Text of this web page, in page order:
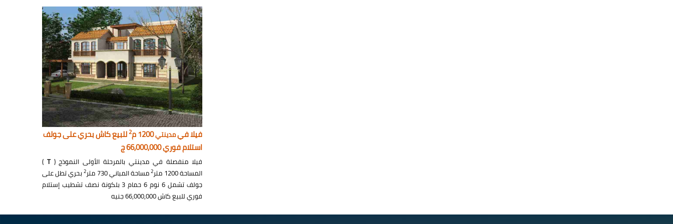
فيلا فيمدينتي1200 م 2للبيع كاش بحري على جولف
استلام فوري 66,000,000 ج
فيلا منفصلة في مدينتي بالمرحلة الأولى النموذج (T
)
المساحة 1200 متر
2مساحة المباني 730 متر 2بحري تطل على
جولف تشمل 6 نوم 6 حمام 3 بلكونة نصف تشطيب إستلام
فوري للبيع كاش 66,000,000 جنيه